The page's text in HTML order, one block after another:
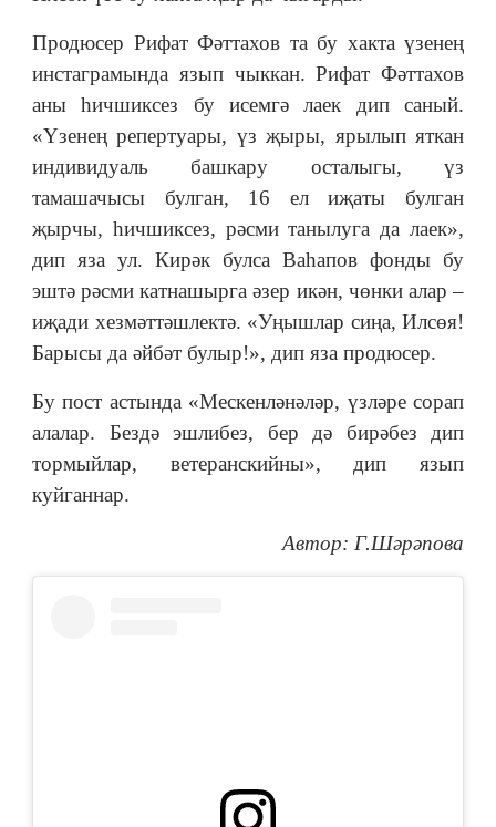
Продюсер Рифат Фәттахов та бу хакта үзенең
инстаграмында язып чыккан. Рифат Фәттахов
аны һичшиксез бу исемгә лаек дип саный.
«Үзенең репертуары, үз җыры, ярылып яткан
индивидуаль башкару осталыгы, үз
тамашачысы булган, 16 ел иҗаты булган
җырчы, һичшиксез, рәсми танылуга да лаек»,
дип яза ул. Кирәк булса Ваһапов фонды бу
эштә рәсми катнашырга әзер икән, чөнки алар ‒
иҗади хезмәттәшлектә. «Уңышлар сиңа, Илсөя!
Барысы да әйбәт булыр!», дип яза продюсер.
Бу пост астында «Мескенләнәләр, үзләре сорап
алалар. Бездә эшлибез, бер дә бирәбез дип
тормыйлар, ветеранскийны», дип язып
куйганнар.
Автор: Г.Шәрәпова